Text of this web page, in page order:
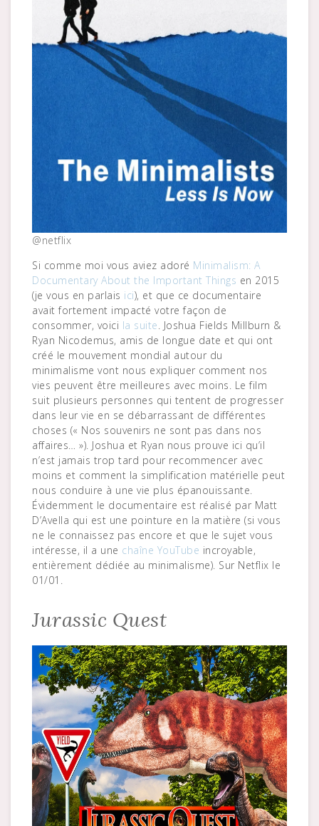
@netflix
Si comme moi vous aviez adoré Minimalism: A
Documentary About the Important Things en 2015
(je vous en parlais ici), et que ce documentaire
avait fortement impacté votre façon de
consommer, voici la suite . Joshua Fields Millburn &
Ryan Nicodemus, amis de longue date et qui ont
créé le mouvement mondial autour du
minimalisme vont nous expliquer comment nos
vies peuvent être meilleures avec moins. Le film
suit plusieurs personnes qui tentent de progresser
dans leur vie en se débarrassant de différentes
choses (« Nos souvenirs ne sont pas dans nos
affaires… »). Joshua et Ryan nous prouve ici qu’il
n’est jamais trop tard pour recommencer avec
moins et comment la simplification matérielle peut
nous conduire à une vie plus épanouissante.
Évidemment le documentaire est réalisé par Matt
D’Avella qui est une pointure en la matière (si vous
ne le connaissez pas encore et que le sujet vous
intéresse, il a une chaîne YouTube incroyable,
entièrement dédiée au minimalisme). Sur Netflix le
01/01.
Jurassic Quest